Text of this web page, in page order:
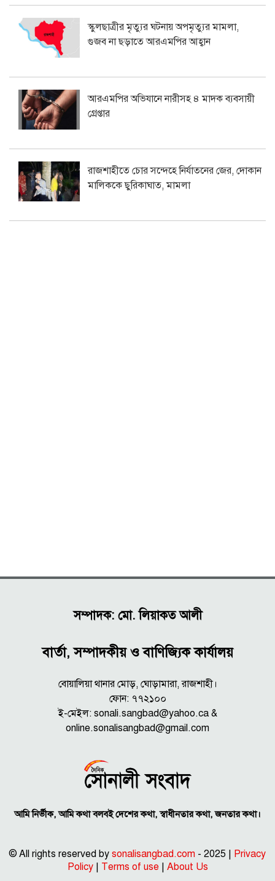
স্কুলছাত্রীর মৃত্যুর ঘটনায় অপমৃত্যুর মামলা,
গুজব না ছড়াতে আরএমপির আহ্বান
আরএমপির অভিযানে নারীসহ ৪ মাদক ব্যবসায়ী
গ্রেপ্তার
রাজশাহীতে চোর সন্দেহে নির্যাতনের জের, দোকান
মালিককে ছুরিকাঘাত, মামলা
সম্পাদক: মো. লিয়াকত আলী
বার্তা, সম্পাদকীয় ও বাণিজ্যিক কার্যালয়
বোয়ালিয়া থানার মোড়, ঘোড়ামারা, রাজশাহী।
ফোন: ৭৭২১০০
ই-মেইল: sonali.sangbad@yahoo.ca &
online.sonalisangbad@gmail.com
আমি নির্ভীক, আমি কথা বলবই দেশের কথা, স্বাধীনতার কথা, জনতার কথা।
© All rights reserved by sonalisangbad.com - 2025 | Privacy
Policy| Terms of use About Us